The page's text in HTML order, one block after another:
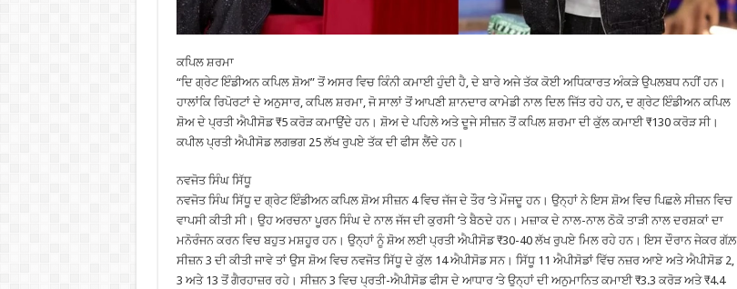
ਕਪਿਲ ਸ਼ਰਮਾ
“ਦਿ ਗ੍ਰੇਟ ਇੰਡੀਅਨ ਕਪਿਲ ਸ਼ੋਅ” ਤੋਂ ਅਸਰ ਵਿਚ ਕਿੰਨੀ ਕਮਾਈ ਹੁੰਦੀ ਹੈ, ਦੇ ਬਾਰੇ ਅਜੇ ਤੱਕ ਕੋਈ ਅਧਿਕਾਰਤ ਅੰਕੜੇ ਉਪਲਬਧ ਨਹੀਂ ਹਨ।
ਹਾਲਾਂਕਿ ਰਿਪੋਰਟਾਂ ਦੇ ਅਨੁਸਾਰ, ਕਪਿਲ ਸ਼ਰਮਾ, ਜੋ ਸਾਲਾਂ ਤੋਂ ਆਪਣੀ ਸ਼ਾਨਦਾਰ ਕਾਮੇਡੀ ਨਾਲ ਦਿਲ ਜਿੱਤ ਰਹੇ ਹਨ, ਦ ਗ੍ਰੇਟ ਇੰਡੀਅਨ ਕਪਿਲ
ਸ਼ੋਅ ਦੇ ਪ੍ਰਤੀ ਐਪੀਸੋਡ ₹5 ਕਰੋੜ ਕਮਾਉਂਦੇ ਹਨ। ਸ਼ੋਅ ਦੇ ਪਹਿਲੇ ਅਤੇ ਦੂਜੇ ਸੀਜ਼ਨ ਤੋਂ ਕਪਿਲ ਸ਼ਰਮਾ ਦੀ ਕੁੱਲ ਕਮਾਈ ₹130 ਕਰੋੜ ਸੀ।
ਕਪੀਲ ਪ੍ਰਤੀ ਐਪੀਸੋਡ ਲਗਭਗ 25 ਲੱਖ ਰੁਪਏ ਤੱਕ ਦੀ ਫੀਸ ਲੈਂਦੇ ਹਨ।
ਨਵਜੋਤ ਸਿੰਘ ਸਿੱਧੂ
ਨਵਜੋਤ ਸਿੰਘ ਸਿੱਧੂ ਦ ਗ੍ਰੇਟ ਇੰਡੀਅਨ ਕਪਿਲ ਸ਼ੋਅ ਸੀਜ਼ਨ 4 ਵਿਚ ਜੱਜ ਦੇ ਤੌਰ ‘ਤੇ ਮੌਜਦੂ ਹਨ। ਉਨ੍ਹਾਂ ਨੇ ਇਸ ਸ਼ੋਅ ਵਿਚ ਪਿਛਲੇ ਸੀਜ਼ਨ ਵਿਚ
ਵਾਪਸੀ ਕੀਤੀ ਸੀ। ਉਹ ਅਰਚਨਾ ਪੂਰਨ ਸਿੰਘ ਦੇ ਨਾਲ ਜੱਜ ਦੀ ਕੁਰਸੀ ‘ਤੇ ਬੈਠਦੇ ਹਨ। ਮਜ਼ਾਕ ਦੇ ਨਾਲ-ਨਾਲ ਠੋਕੋ ਤਾੜੀ ਨਾਲ ਦਰਸ਼ਕਾਂ ਦਾ
ਮਨੋਰੰਜਨ ਕਰਨ ਵਿਚ ਬਹੁਤ ਮਸ਼ਹੂਰ ਹਨ। ਉਨ੍ਹਾਂ ਨੂੰ ਸ਼ੋਅ ਲਈ ਪ੍ਰਤੀ ਐਪੀਸੋਡ ₹30-40 ਲੱਖ ਰੁਪਏ ਮਿਲ ਰਹੇ ਹਨ। ਇਸ ਦੌਰਾਨ ਜੇਕਰ ਗੱਲ਼
ਸੀਜ਼ਨ 3 ਦੀ ਕੀਤੀ ਜਾਵੇ ਤਾਂ ਉਸ ਸ਼ੋਅ ਵਿਚ ਨਵਜੋਤ ਸਿੱਧੂ ਦੇ ਕੁੱਲ 14 ਐਪੀਸੋਡ ਸਨ। ਸਿੱਧੂ 11 ਐਪੀਸੋਡਾਂ ਵਿੱਚ ਨਜ਼ਰ ਆਏ ਅਤੇ ਐਪੀਸੋਡ 2,
3 ਅਤੇ 13 ਤੋਂ ਗੈਰਹਾਜ਼ਰ ਰਹੇ। ਸੀਜ਼ਨ 3 ਵਿਚ ਪ੍ਰਤੀ-ਐਪੀਸੋਡ ਫੀਸ ਦੇ ਆਧਾਰ ‘ਤੇ ਉਨ੍ਹਾਂ ਦੀ ਅਨੁਮਾਨਿਤ ਕਮਾਈ ₹3.3 ਕਰੋੜ ਅਤੇ ₹4.4